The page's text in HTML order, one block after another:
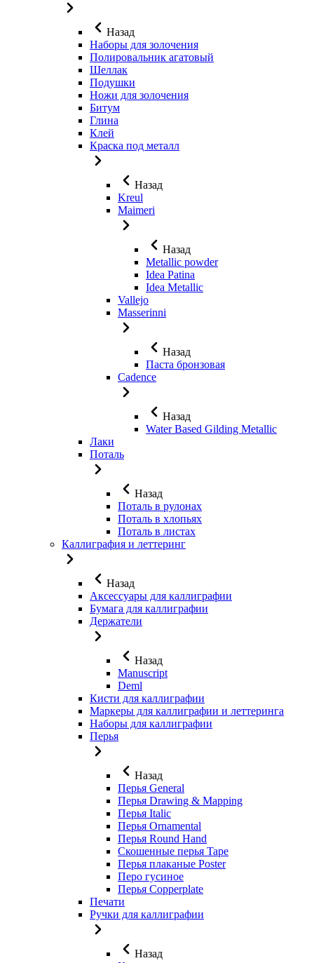
Назад
Наборы для золочения
Полировальник агатовый
Шеллак
Подушки
Ножи для золочения
Битум
Глина
Клей
Краска под металл
Назад
Kreul
Maimeri
Назад
Metallic powder
Idea Patina
Idea Metallic
Vallejo
Masserinni
Назад
Паста бронзовая
Cadence
Назад
Water Based Gilding Metallic
Лаки
Поталь
Назад
Поталь в рулонах
Поталь в хлопьях
Поталь в листах
Каллиграфия и леттеринг
Назад
Аксессуары для каллиграфии
Бумага для каллиграфии
Держатели
Назад
Manuscript
Deml
Кисти для каллиграфии
Маркеры для каллиграфии и леттеринга
Наборы для каллиграфии
Перья
Назад
Перья General
Перья Drawing & Mapping
Перья Italic
Перья Ornamental
Перья Round Hand
Скошенные перья Tape
Перья плаканые Poster
Перо гусиное
Перья Copperplate
Печати
Ручки для каллиграфии
Назад